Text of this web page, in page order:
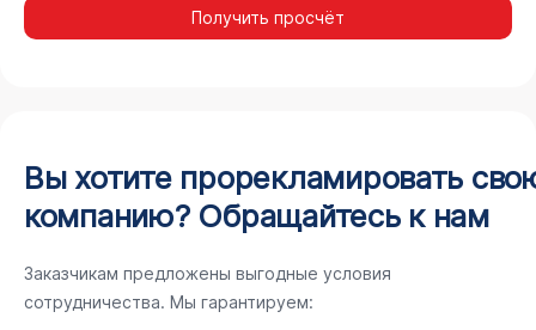
Получить просчёт
Вы хотите прорекламировать
компанию? Обращайтесь к нам
Заказчикам предложены выгодные условия
сотрудничества. Мы гарантируем: